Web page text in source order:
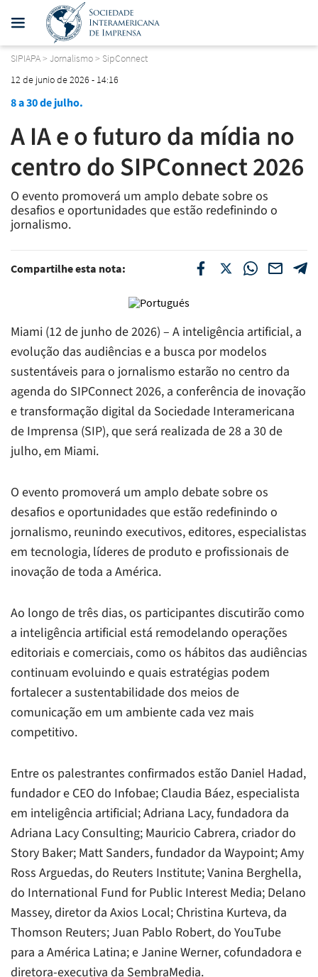
SIPIAPA> Jornalismo> SipConnect
12 de junio de 2026 - 14:16
8 a 30 de julho.
A IA e o futuro da mídia no
centro do SIPConnect 2026
O evento promoverá um amplo debate sobre os
desafios e oportunidades que estão redefinindo o
jornalismo.
Compartilhe esta nota:
Miami (12 de junho de 2026) – A inteligência artificial, a
evolução das audiências e a busca por modelos
sustentáveis para o jornalismo estarão no centro da
agenda do SIPConnect 2026, a conferência de inovação
e transformação digital da Sociedade Interamericana
de Imprensa (SIP), que será realizada de 28 a 30 de
julho, em Miami.
O evento promoverá um amplo debate sobre os
desafios e oportunidades que estão redefinindo o
jornalismo, reunindo executivos, editores, especialistas
em tecnologia, líderes de produto e profissionais de
inovação de toda a América.
Ao longo de três dias, os participantes discutirão como
a inteligência artificial está remodelando operações
editoriais e comerciais, como os hábitos das audiências
continuam evoluindo e quais estratégias podem
fortalecer a sustentabilidade dos meios de
comunicação em um ambiente cada vez mais
competitivo.
Entre os palestrantes confirmados estão Daniel Hadad,
fundador e CEO do Infobae; Claudia Báez, especialista
em inteligência artificial; Adriana Lacy, fundadora da
Adriana Lacy Consulting; Mauricio Cabrera, criador do
Story Baker; Matt Sanders, fundador da Waypoint; Amy
Ross Arguedas, do Reuters Institute; Vanina Berghella,
do International Fund for Public Interest Media; Delano
Massey, diretor da Axios Local; Christina Kurteva, da
Thomson Reuters; Juan Pablo Robert, do YouTube
para a América Latina; e Janine Werner, cofundadora e
diretora-executiva da SembraMedia.